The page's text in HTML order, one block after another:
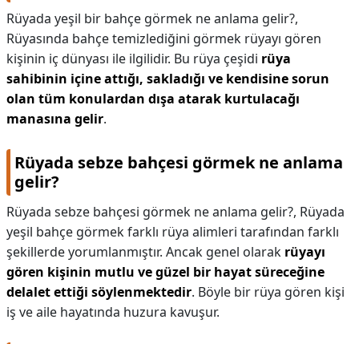
Rüyada yeşil bir bahçe görmek ne anlama gelir?,
Rüyasında bahçe temizlediğini görmek rüyayı gören
kişinin iç dünyası ile ilgilidir. Bu rüya çeşidi rüya
sahibinin içine attığı, sakladığı ve kendisine sorun
olan tüm konulardan dışa atarak kurtulacağı
manasına gelir.
Rüyada sebze bahçesi görmek ne anlama
gelir?
Rüyada sebze bahçesi görmek ne anlama gelir?, Rüyada
yeşil bahçe görmek farklı rüya alimleri tarafından farklı
şekillerde yorumlanmıştır. Ancak genel olarak rüyayı
gören kişinin mutlu ve güzel bir hayat süreceğine
delalet ettiği söylenmektedir. Böyle bir rüya gören kişi
iş ve aile hayatında huzura kavuşur.